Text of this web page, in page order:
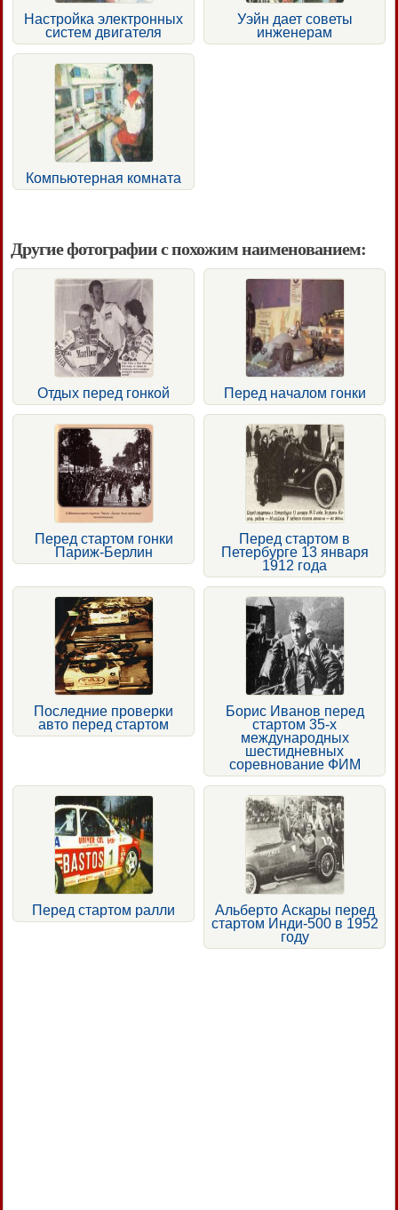
Настройка электронных
систем двигателя
Уэйн дает советы
инженерам
Компьютерная комната
Другие фотографии с похожим наименованием:
Отдых перед гонкой Перед началом гонки
Перед стартом гонки
Париж-Берлин
Перед стартом в
Петербурге 13 января
1912 года
Последние проверки
авто перед стартом
Борис Иванов перед
стартом 35-х
международных
шестидневных
соревнование ФИМ
Перед стартом ралли
Альберто Аскары перед
стартом Инди-500 в 1952
году